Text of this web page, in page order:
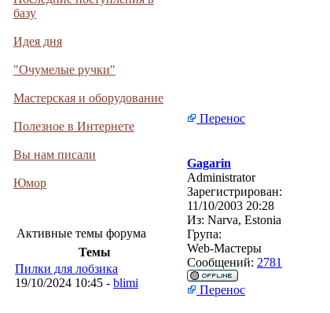
базу
Идея дня
"Очумелые ручки"
Мастерская и оборудование
Полезное в Интернете
Вы нам писали
Юмор
Активные темы форума
Темы
Пилки для лобзика
19/10/2024 10:45 - blimi
Перенос
Gagarin
Administrator
Зарегистрирован:
11/10/2003 20:28
Из: Narva, Estonia
Група:
Web-Мастеры
Сообщений: 2781
Перенос